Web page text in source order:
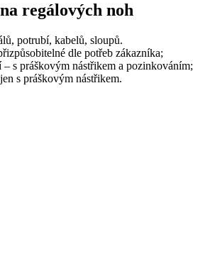
regálových noh
potrubí, kabelů, sloupů.
dle potřeb zákazníka;
s práškovým nástřikem a pozinkováním;
s práškovým nástřikem.